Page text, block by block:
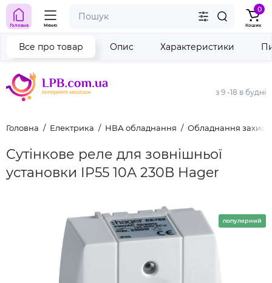
з 9 -18 в будні
Головна Меню
0
Кошик
Головна Електрика НВА обладнання Обладнання
Сутінкове реле для зовнішньої
установки IP55 10А 230В Hager
Все про товар Опис Характеристики
популярний